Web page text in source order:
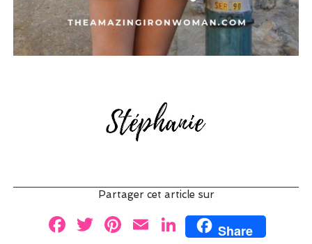
Partager cet article sur
F
T
Pi E Li
Share